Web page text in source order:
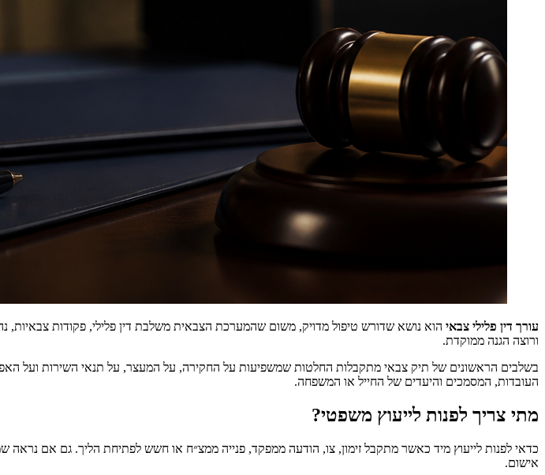
עורך דין פלילי צבאי הוא נושא שדורש טיפול מדויק, משום שהמערכת הצבאית משלבת דין פלילי, פקודות צבאיות,
ורוצה הגנה ממוקדת.
בשלבים הראשונים של תיק צבאי מתקבלות החלטות שמשפיעות על החקירה, על המעצר, על תנאי השירות ועל
העובדות, המסמכים והיעדים של החייל או המשפחה.
מתי צריך לפנות לייעוץ משפטי?
כדאי לפנות לייעוץ מיד כאשר מתקבל זימון, צו, הודעה ממפקד, פנייה ממצ״ח או חשש לפתיחת הליך. גם אם
אישום.